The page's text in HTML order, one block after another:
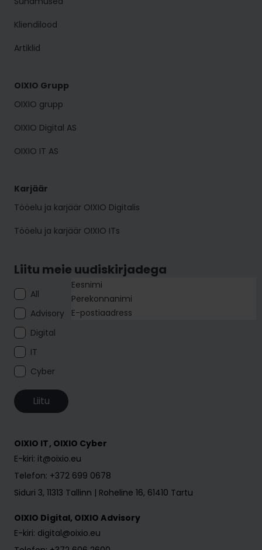
Kliendilood
Artiklid
OIXIO Grupp
OIXIO grupp
OIXIO Digital AS
OIXIO IT AS
Karjäär
Tööelu ja karjäär OIXIO Digitalis
Tööelu ja karjäär OIXIO ITs
Liitu meie uudiskirjadega
All
Advisory
Digital
IT
Cyber
Liitu
OIXIO IT, OIXIO Cyber
E-kiri: it@oixio.eu
Telefon: +372 699 0678
Siduri 3, 11313 Tallinn | Roheline 16, 61410 Tartu
OIXIO Digital, OIXIO Advisory
E-kiri: digital@oixio.eu